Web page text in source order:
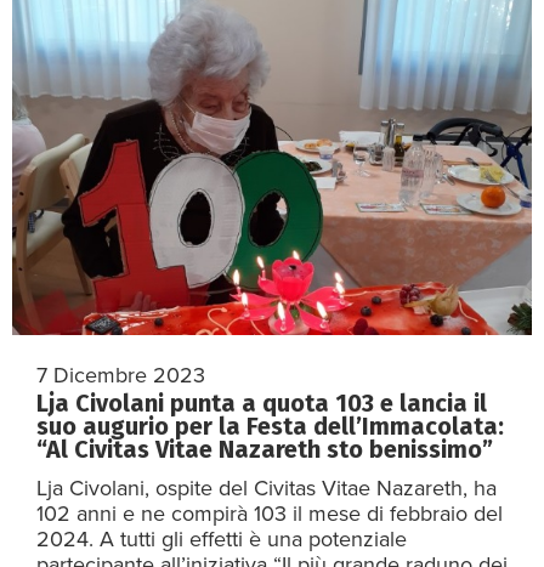
7 Dicembre 2023
Lja Civolani punta a quota 103 e lancia il
suo augurio per la Festa dell’Immacolata:
“Al Civitas Vitae Nazareth sto benissimo”
Lja Civolani, ospite del Civitas Vitae Nazareth, ha
102 anni e ne compirà 103 il mese di febbraio del
2024. A tutti gli effetti è una potenziale